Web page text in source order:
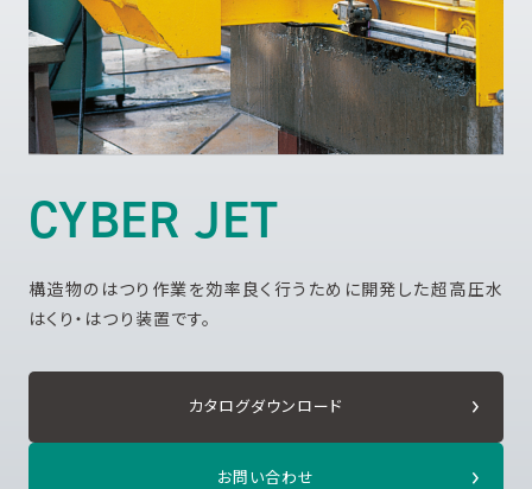
CYBER JET
構造物のはつり作業を効率良く行うために開発した超高圧水
はくり・はつり装置です。
カタログダウンロード
お問い合わせ